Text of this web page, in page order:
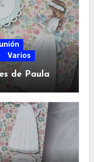
Varios
de Paula